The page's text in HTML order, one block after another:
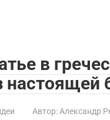
в
настоящей
Автор: Александр